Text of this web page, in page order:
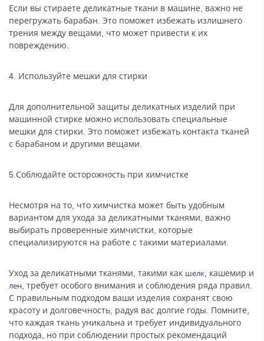
Если вы стираете деликатные ткани в машине, важно не
перегружать барабан. Это поможет избежать излишнего
трения между вещами, что может привести к их
повреждению.
4. Используйте мешки для стирки
Для дополнительной защиты деликатных изделий при
машинной стирке можно использовать специальные
мешки для стирки. Это поможет избежать контакта тканей
с барабаном и другими вещами.
5.Соблюдайте осторожность при химчистке
Несмотря на то, что химчистка может быть удобным
вариантом для ухода за деликатными тканями, важно
выбирать проверенные химчистки, которые
специализируются на работе с такими материалами.
Уход за деликатными тканями, такими как шелк, кашемир и
лен, требует особого внимания и соблюдения ряда правил.
С правильным подходом ваши изделия сохранят свою
красоту и долговечность, радуя вас долгие годы. Помните,
что каждая ткань уникальна и требует индивидуального
подхода, но при соблюдении простых рекомендаций